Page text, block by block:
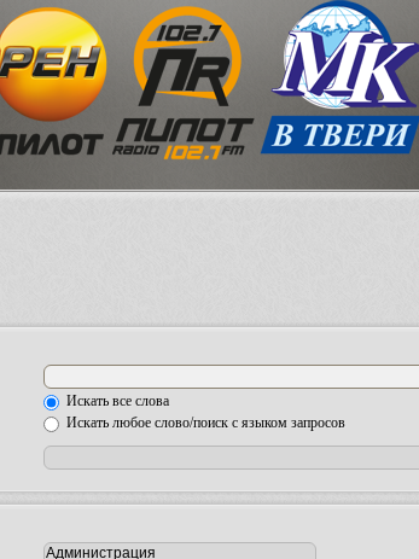
Искать все слова
Искать любое слово/поиск с языком запросов